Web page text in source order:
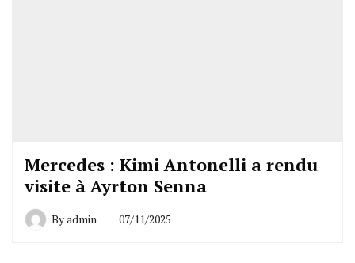
Mercedes : Kimi Antonelli a rendu
visite à Ayrton Senna
Byadmin 07/11/2025